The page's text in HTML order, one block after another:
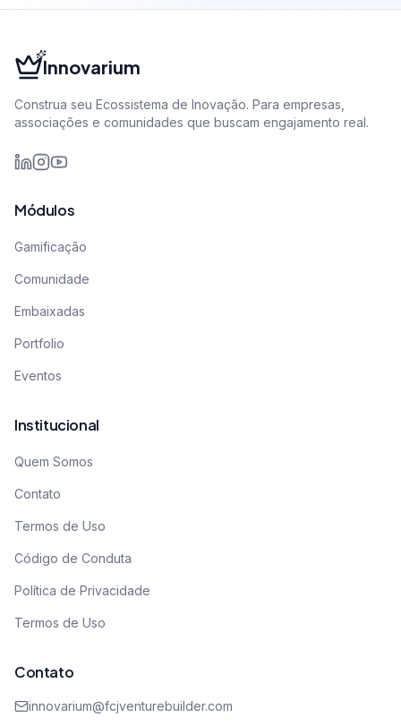
Innovarium
Construa seu Ecossistema de Inovação. Para empresas,
associações e comunidades que buscam engajamento real.
Módulos
Gamificação
Comunidade
Embaixadas
Portfolio
Eventos
Institucional
Quem Somos
Contato
Termos de Uso
Código de Conduta
Política de Privacidade
Termos de Uso
Contato
innovarium@fcjventurebuilder.com